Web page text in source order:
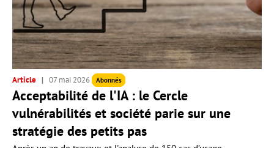
Article 07 mai 2026 Abonnés
Acceptabilité de l'IA : le Cercle
vulnérabilités et société parie sur une
stratégie des petits pas